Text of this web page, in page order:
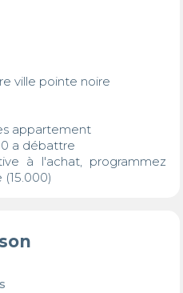
ville pointe noire
appartement
a débattre
à l'achat, programmez